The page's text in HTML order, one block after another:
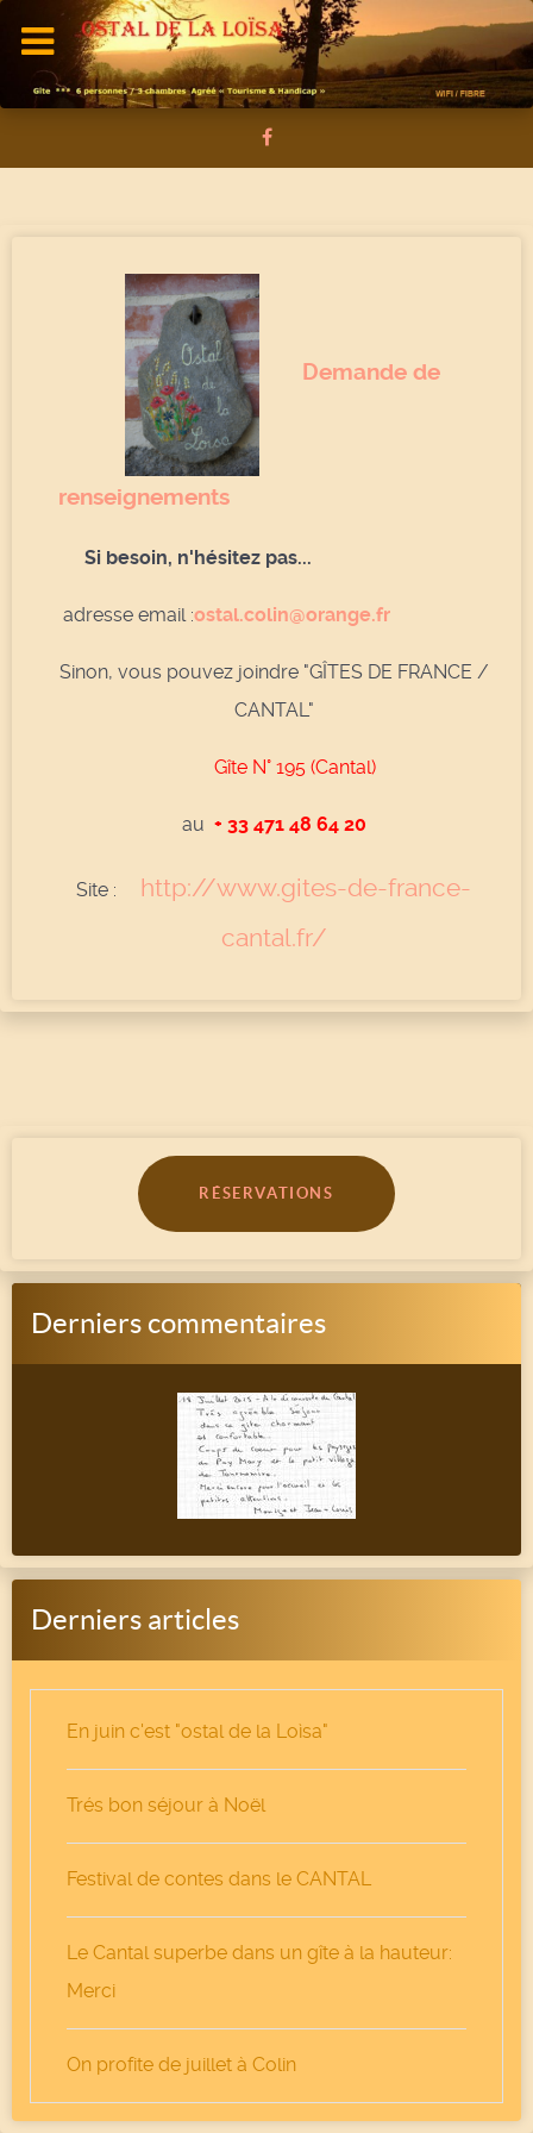
Demande de
renseignements
Si besoin, n'hésitez pas...
adresse email :ostal.colin@orange.fr
Sinon, vous pouvez joindre "GÎTES DE FRANCE /
CANTAL"
Gîte N° 195 (Cantal)
au + 33 471 48 64 20
Site : http://www.gites-de-france-
cantal.fr/
RÉSERVATIONS
Derniers commentaires
Derniers articles
En juin c'est "ostal de la Loìsa"
Trés bon séjour à Noël
Festival de contes dans le CANTAL
Le Cantal superbe dans un gîte à la hauteur:
Merci
On profite de juillet à Colin